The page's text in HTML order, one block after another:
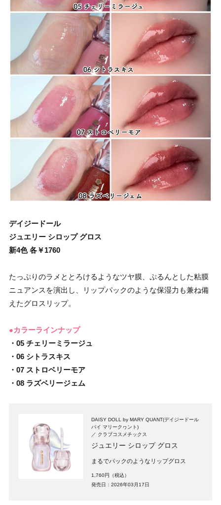
デイジードール
ジュエリー シロップ グロス
新4色 各￥1760
たっぷりのラメととろけるようなツヤ膜、ぷるんとした粘膜
ニュアンスを演出し、リップパックのような保湿力も兼ね備
えたグロスリップ。
●カラーラインナップ
・05 チェリーミラージュ
・06 シトラスキス
・07 ストロベリーモア
・08 ラズベリージェム
DAISY DOLL by MARY QUANT(デイジードール
バイ マリークヮント)
クラブコスメチックス
ジュエリー シロップ グロス
まるでパックのようなリップグロス
1,760円（税込）
発売日：2026年03月17日